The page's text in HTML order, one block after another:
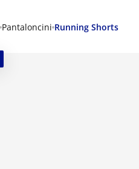
Pantaloncini Running Shorts